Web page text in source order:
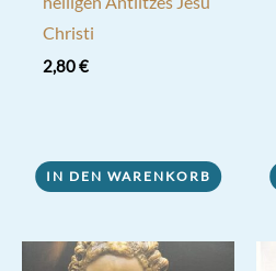
Christi
2,80€
IN DEN WARENKORB